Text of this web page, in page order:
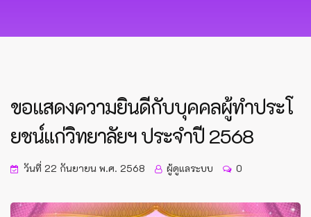
ขอแสดงความยินดีกับบุคคลผู้ทำประโ
ยชน์แก่วิทยาลัยฯ ประจำปี 2568
วันที่ 22 กันยายน พ.ศ. 2568 ผู้ดูแลระบบ 0